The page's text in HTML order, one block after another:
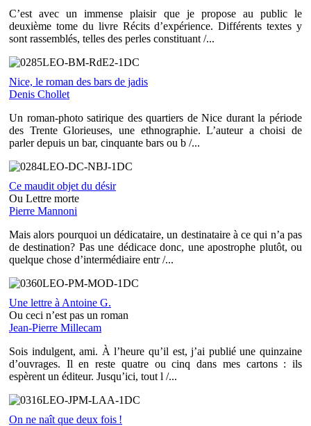
C’est avec un immense plaisir que je propose au public le
deuxième tome du livre Récits d’expérience. Différents textes y
sont rassemblés, telles des perles constituant /...
Nice, le roman des bars de jadis
Denis Chollet
Un roman-photo satirique des quartiers de Nice durant la période
des Trente Glorieuses, une ethnographie. L’auteur a choisi de
parler depuis un bar, cinquante bars ou b /...
Ce maudit objet du désir
Ou Lettre morte
Pierre Mannoni
Mais alors pourquoi un dédicataire, un destinataire à ce qui n’a pas
de destination? Pas une dédicace donc, une apostrophe plutôt, ou
quelque chose d’intermédiaire entr /...
Une lettre à Antoine G.
Ou ceci n’est pas un roman
Jean-Pierre Millecam
Sois indulgent, ami. À l’heure qu’il est, j’ai publié une quinzaine
d’ouvrages. Il en reste quatre ou cinq dans mes cartons : ils
espèrent un éditeur. Jusqu’ici, tout l /...
On ne naît que deux fois !